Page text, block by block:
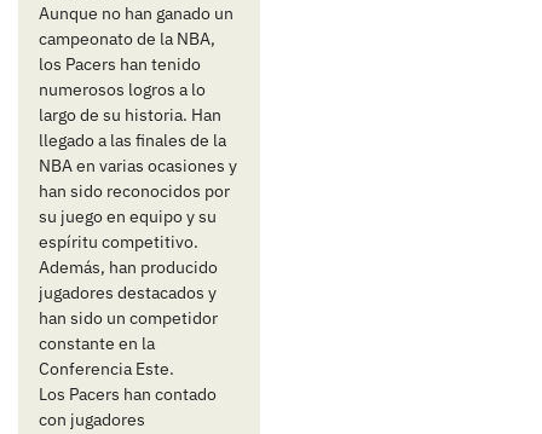
Aunque no han ganado un
campeonato de la NBA,
los Pacers han tenido
numerosos logros a lo
largo de su historia. Han
llegado a las finales de la
NBA en varias ocasiones y
han sido reconocidos por
su juego en equipo y su
espíritu competitivo.
Además, han producido
jugadores destacados y
han sido un competidor
constante en la
Conferencia Este.
Los Pacers han contado
con jugadores